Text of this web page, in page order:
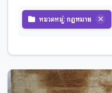
ตำนาน-พระสาวก
ตำนานปูชนียสถาน -
ธรรมทั่วไป
นิทานพื้นบ้าน
วิดีโอ
หนังสือหายาก
เอกสารโบราณ
หมวดหมู่: กฎหมาย